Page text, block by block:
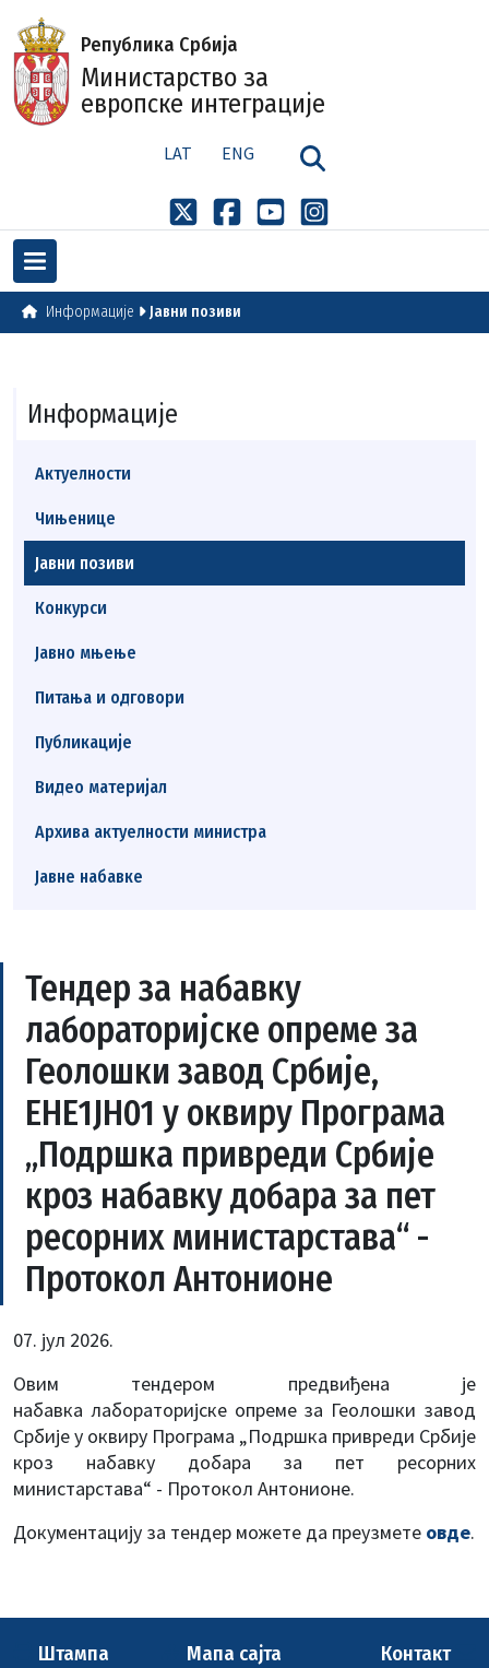
Република Србија
Министарство за
европске интеграције
LAT ENG
Информације Јавни позиви
Информације
Актуелности
Чињенице
Јавни позиви
Конкурси
Јавно мњење
Питања и одговори
Публикације
Видео материјал
Архива актуелности министра
Јавне набавке
Тендер за набавку
лабораторијске опреме за
Геолошки завод Србије,
ЕНЕ1ЈН01 у оквиру Програма
„Подршка привреди Србије
кроз набавку добара за пет
ресорних министарстава“ -
Протокол Антонионе
07. јул 2026.
Овим тендером предвиђена је
набавка лабораторијске опреме за Геолошки завод
Србије у оквиру Програма „Подршка привреди Србије
кроз набавку добара за пет ресорних
министарстава“ - Протокол Антонионе.
Документацију за тендер можете да преузмете овде.
Штампа Мапа сајта Контакт